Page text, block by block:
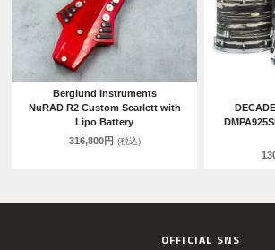
Berglund Instruments
NuRAD R2 Custom Scarlett with
Lipo Battery
316,800円 (税込)
OFFICIAL SNS